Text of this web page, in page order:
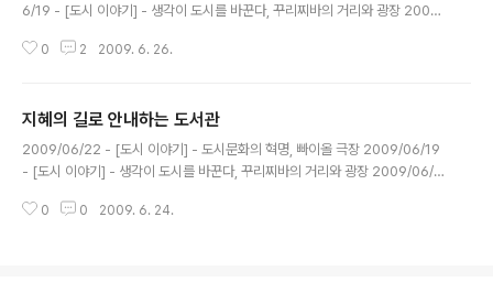
6/19 - [도시 이야기] - 생각이 도시를 바꾼다, 꾸리찌바의 거리와 광장 2009/
시 이야기] - 지혜의 길로 안내하는 도서관 꾸리찌바 이야기 5 (건축물3) 상 로
서는 ‘유아 및 청년 환경교육프로그램’과 지역사회의 빈민 어린이, 일부 학생과
강사들에게 꾸리찌바 시의 전통적인 제품을 만들 수 있는 교육을 시킨다. 마침
토요일 오후라 사용자는 없었고 문도 잠겨있었다. 관리를..
0 2 2009. 6. 26.
지혜의 길로 안내하는 도서관
2009/06/22 - [도시 이야기] - 도시문화의 혁명, 빠이올 극장 2009/06/19
- [도시 이야기] - 생각이 도시를 바꾼다, 꾸리찌바의 거리와 광장 2009/06/1
축물2) 지혜의 등대, 도시의 등대 도시의 주거지역 곳곳에 산재해 있는 이 시설
0 0 2009. 6. 24.